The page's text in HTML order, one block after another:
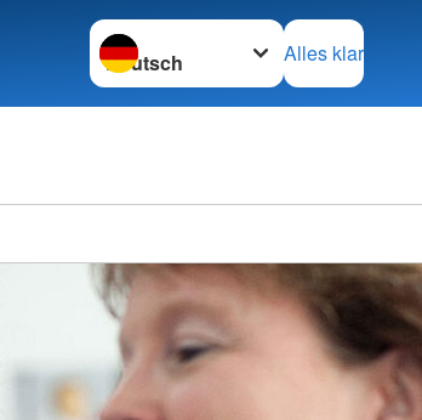
Sprache wechseln zu
Alles klar